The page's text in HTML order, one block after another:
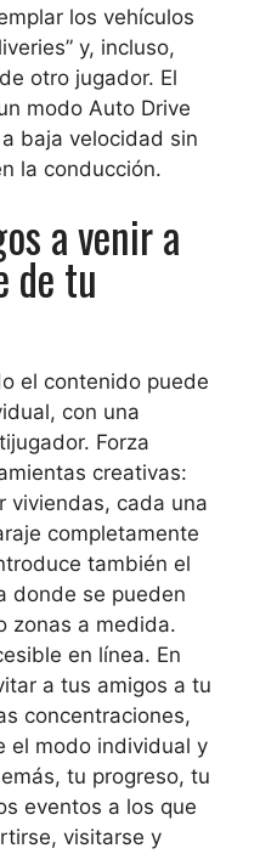
los vehículos
y, incluso,
otro jugador. El
modo Auto Drive
baja velocidad sin
la conducción.
a venir a
de tu
el contenido puede
con una
Forza
creativas:
viviendas, cada una
completamente
también el
donde se pueden
zonas a medida.
en línea. En
a tus amigos a tu
concentraciones,
el modo individual y
tu progreso, tu
eventos a los que
visitarse y